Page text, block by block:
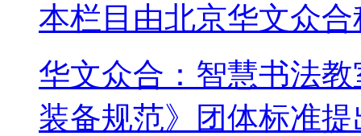
本栏目由北京华文众
华文众合：智慧书法
装备规范》团体标准